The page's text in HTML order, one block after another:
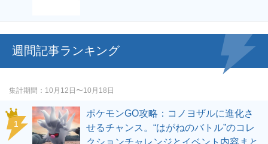
週間記事ランキング
集計期間 10月12日〜10月18日
ポケモンGO攻略：コノヨザルに進化さ
せるチャンス。“はがねのバトル”のコレ
クションチャレンジとイベント内容まと